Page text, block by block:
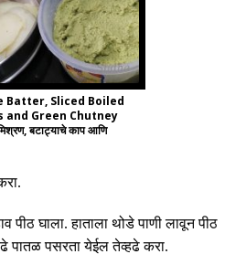
Batter, Sliced Boiled
and Green Chutney
बटाट्याचे काप आणि
.
पीठ घाला.हाताला थोडे पाणी लावून पीठ
पातळ पसरता येईल तेव्हढे करा.